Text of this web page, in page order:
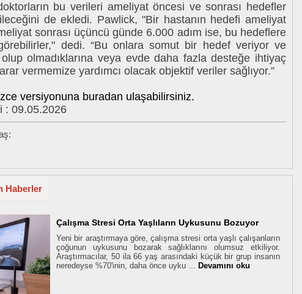
bu verileri ameliyat öncesi ve sonrası hedefler
de ekledi. Pawlick, "Bir hastanın hedefi ameliyat
sonrası üçüncü günde 6.000 adım ise, bu hedeflere
görebilirler," dedi. “Bu onlara somut bir hedef veriyor ve
olmadıklarına veya evde daha fazla desteğe ihtiyaç
vermemize yardımcı olacak objektif veriler sağlıyor.”
versiyonuna buradan ulaşabilirsiniz.
: 09.05.2026
Haberler
Çalışma Stresi Orta Yaşlıların Uykusunu Bozuyor
Yeni bir araştırmaya göre, çalışma stresi orta yaşlı çalışanların
çoğunun uykusunu bozarak sağlıklarını olumsuz etkiliyor.
Araştırmacılar, 50 ila 66 yaş arasındaki küçük bir grup insanın
neredeyse %70'inin, daha önce uyku ... Devamını oku